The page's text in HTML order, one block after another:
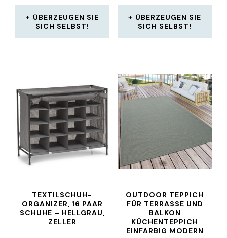
ÜBERZEUGEN SIE
SICH SELBST!
ÜBERZEUGEN SIE
SICH SELBST!
TEXTILSCHUH-
ORGANIZER, 16 PAAR
SCHUHE – HELLGRAU,
ZELLER
OUTDOOR TEPPICH
FÜR TERRASSE UND
BALKON
KÜCHENTEPPICH
EINFARBIG MODERN